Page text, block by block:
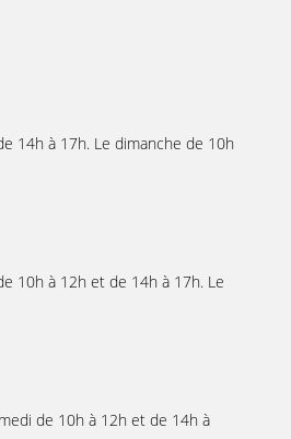
14h à 17h. Le dimanche de 10h
10h à 12h et de 14h à 17h. Le
de 10h à 12h et de 14h à